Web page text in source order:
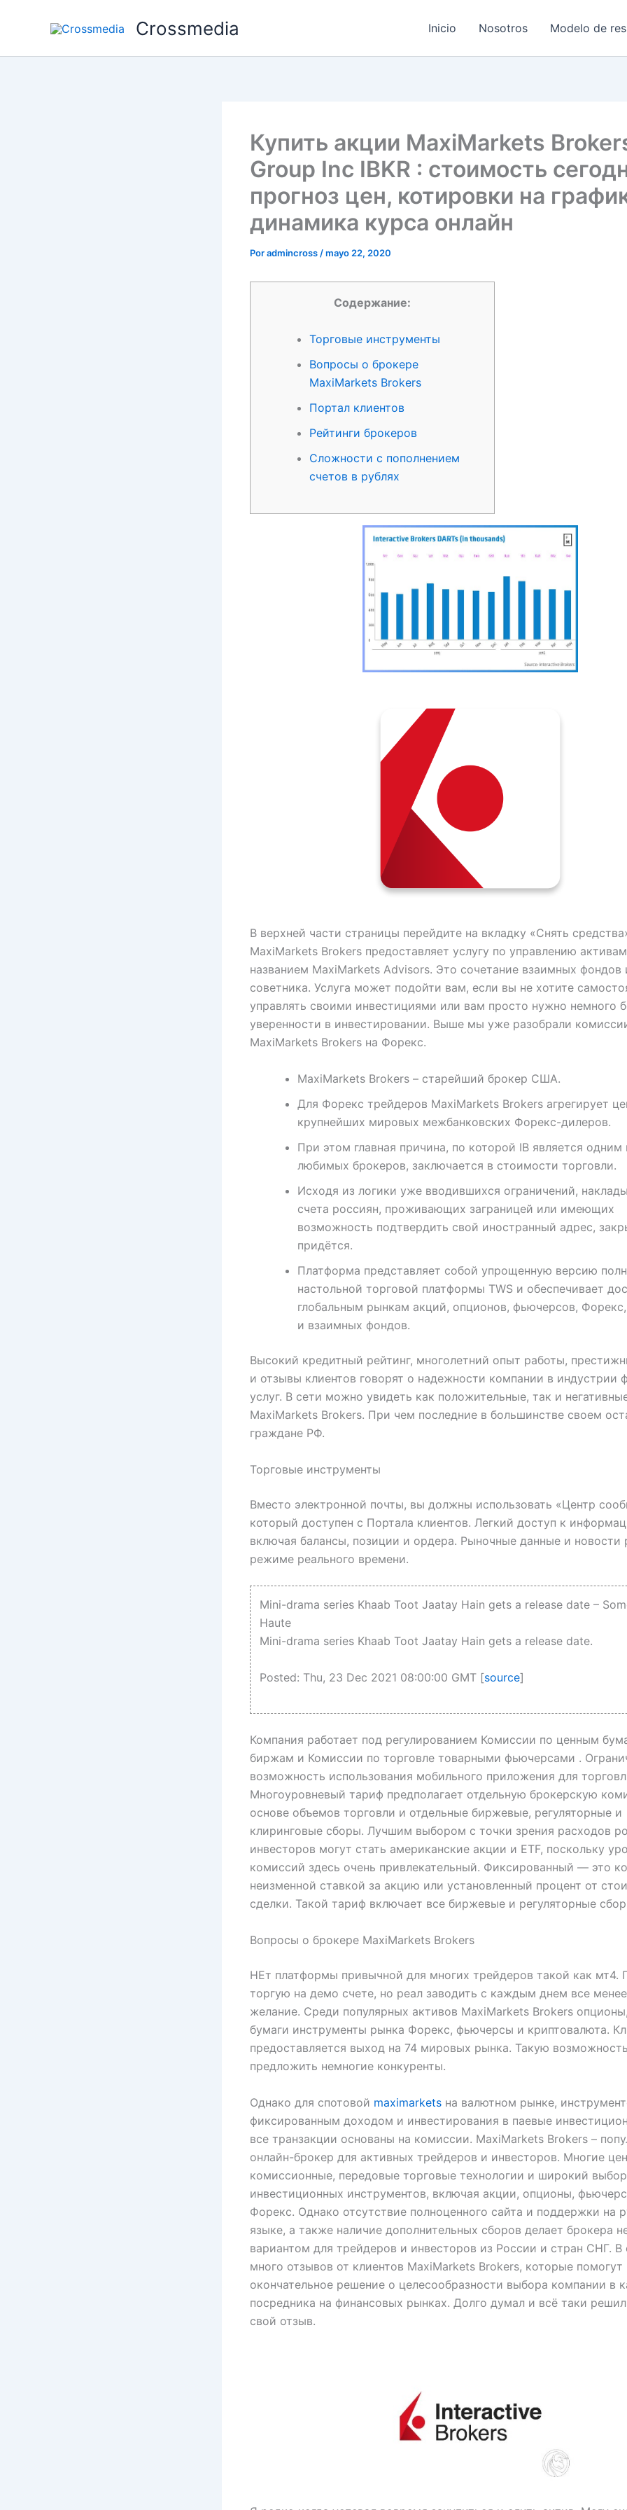
Crossmedia Inicio Nosotros Modelo de
Купить акции MaxiMarkets
Group Inc IBKR : стоимость
прогноз цен, котировки на
динамика курса онлайн
Poradmincross /mayo 22, 2020
Содержание:
Торговые инструменты
Вопросы о брокере
MaxiMarkets Brokers
Портал клиентов
Рейтинги брокеров
Сложности с пополнением
счетов в рублях
В верхней части страницы перейдите на вкладку «Снять
MaxiMarkets Brokers предоставляет услугу по управлению
названием MaxiMarkets Advisors. Это сочетание взаимных фондов
советника. Услуга может подойти вам, если вы не хотите
управлять своими инвестициями или вам просто нужно немного
уверенности в инвестировании. Выше мы уже разобрали
MaxiMarkets Brokers на Форекс.
MaxiMarkets Brokers – старейший брокер США.
Для Форекс трейдеров MaxiMarkets Brokers агрегирует
крупнейших мировых межбанковских Форекс-дилеров.
При этом главная причина, по которой IB является
любимых брокеров, заключается в стоимости торговли.
Исходя из логики уже вводившихся ограничений,
счета россиян, проживающих заграницей или имеющих
возможность подтвердить свой иностранный адрес,
придётся.
Платформа представляет собой упрощенную версию
настольной торговой платформы TWS и обеспечивает
глобальным рынкам акций, опционов, фьючерсов,
и взаимных фондов.
Высокий кредитный рейтинг, многолетний опыт работы,
и отзывы клиентов говорят о надежности компании в индустрии
услуг. В сети можно увидеть как положительные, так и
MaxiMarkets Brokers. При чем последние в большинстве своем
граждане РФ.
Торговые инструменты
Вместо электронной почты, вы должны использовать «Центр
который доступен с Портала клиентов. Легкий доступ к
включая балансы, позиции и ордера. Рыночные данные и новости
режиме реального времени.
Mini-drama series Khaab Toot Jaatay Hain gets a release date –
Haute
Mini-drama series Khaab Toot Jaatay Hain gets a release date.
Posted: Thu, 23 Dec 2021 08:00:00 GMT [source]
Компания работает под регулированием Комиссии по ценным
биржам и Комиссии по торговле товарными фьючерсами .
возможность использования мобильного приложения для
Многоуровневый тариф предполагает отдельную брокерскую
основе объемов торговли и отдельные биржевые, регуляторные и
клиринговые сборы. Лучшим выбором с точки зрения расходов
инвесторов могут стать американские акции и ETF, поскольку
комиссий здесь очень привлекательный. Фиксированный — это
неизменной ставкой за акцию или установленный процент от
сделки. Такой тариф включает все биржевые и регуляторные
Вопросы о брокере MaxiMarkets Brokers
НЕт платформы привычной для многих трейдеров такой как мт4.
торгую на демо счете, но реал заводить с каждым днем все
желание. Среди популярных активов MaxiMarkets Brokers
бумаги инструменты рынка Форекс, фьючерсы и криптовалюта.
предоставляется выход на 74 мировых рынка. Такую
предложить немногие конкуренты.
Однако для спотовой maximarkets на валютном рынке,
фиксированным доходом и инвестирования в паевые
все транзакции основаны на комиссии. MaxiMarkets Brokers –
онлайн-брокер для активных трейдеров и инвесторов. Многие
комиссионные, передовые торговые технологии и широкий выбор
инвестиционных инструментов, включая акции, опционы,
Форекс. Однако отсутствие полноценного сайта и поддержки на
языке, а также наличие дополнительных сборов делает брокера
вариантом для трейдеров и инвесторов из России и стран СНГ. В
много отзывов от клиентов MaxiMarkets Brokers, которые помогут
окончательное решение о целесообразности выбора компании в
посредника на финансовых рынках. Долго думал и всё таки
свой отзыв.